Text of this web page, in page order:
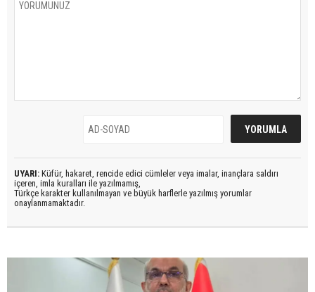
UYARI: Küfür, hakaret, rencide edici cümleler veya imalar, inançlara saldırı
içeren, imla kuralları ile yazılmamış,
Türkçe karakter kullanılmayan ve büyük harflerle yazılmış yorumlar
onaylanmamaktadır.